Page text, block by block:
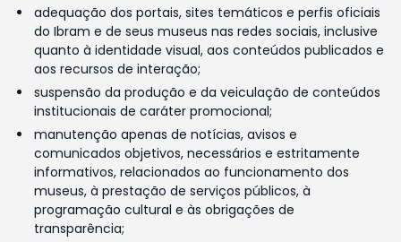
adequação dos portais, sites temáticos e perfis oficiais
do Ibram e de seus museus nas redes sociais, inclusive
quanto à identidade visual, aos conteúdos publicados e
aos recursos de interação;
suspensão da produção e da veiculação de conteúdos
institucionais de caráter promocional;
manutenção apenas de notícias, avisos e
comunicados objetivos, necessários e estritamente
informativos, relacionados ao funcionamento dos
museus, à prestação de serviços públicos, à
programação cultural e às obrigações de
transparência;